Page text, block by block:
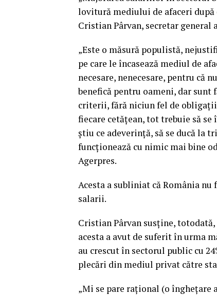
lovitură mediului de afaceri după
Cristian Pârvan, secretar
„Este o măsură populistă,
pe care le încasează mediul de
necesare, nenecesare, pentru că
benefică pentru oameni, dar
criterii, fără niciun fel de
fiecare cetăţean, tot trebuie să se
ştiu ce adeverinţă, să se ducă la
funcţionează cu nimic mai bine
Agerpres.
Acesta a subliniat că România
salarii.
Cristian Pârvan susţine, totodată,
acesta a avut de suferit în urma
au crescut în sectorul public cu
plecări din mediul privat către
„Mi se pare raţional (o îngheţare